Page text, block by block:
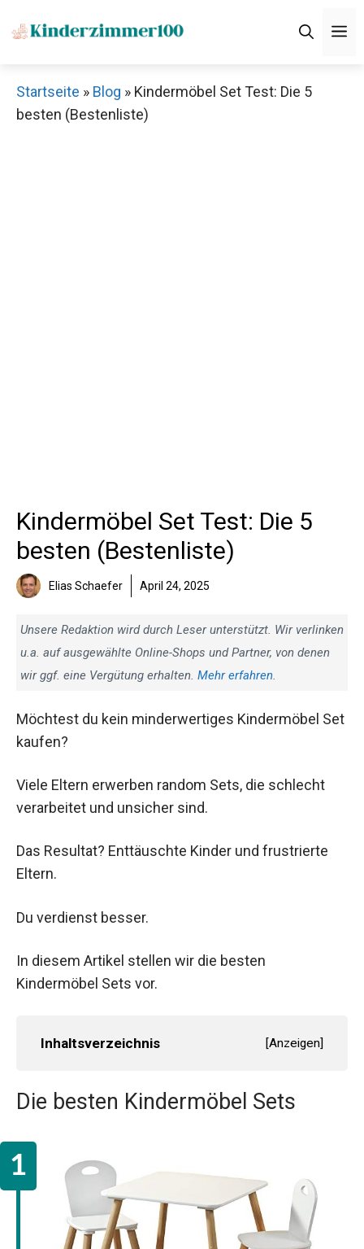
Inhalt
Startseite » Blog » Kindermöbel Set Test: Die 5
besten (Bestenliste)
Kindermöbel Set Test: Die 5
besten (Bestenliste)
Elias Schaefer April 24, 2025
Unsere Redaktion wird durch Leser unterstützt. Wir verlinken
u.a. auf ausgewählte Online-Shops und Partner, von denen
wir ggf. eine Vergütung erhalten. Mehr erfahren.
Möchtest du kein minderwertiges Kindermöbel Set
kaufen?
Viele Eltern erwerben random Sets, die schlecht
verarbeitet und unsicher sind.
Das Resultat? Enttäuschte Kinder und frustrierte
Eltern.
Du verdienst besser.
In diesem Artikel stellen wir die besten
Kindermöbel Sets vor.
Inhaltsverzeichnis [Anzeigen]
Die besten Kindermöbel Sets